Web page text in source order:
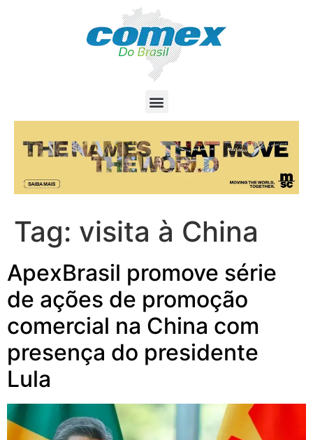
Tag: visita à China
ApexBrasil promove série
de ações de promoção
comercial na China com
presença do presidente
Lula